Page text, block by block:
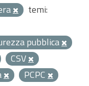
temi:
pubblica
CSV
PCPC